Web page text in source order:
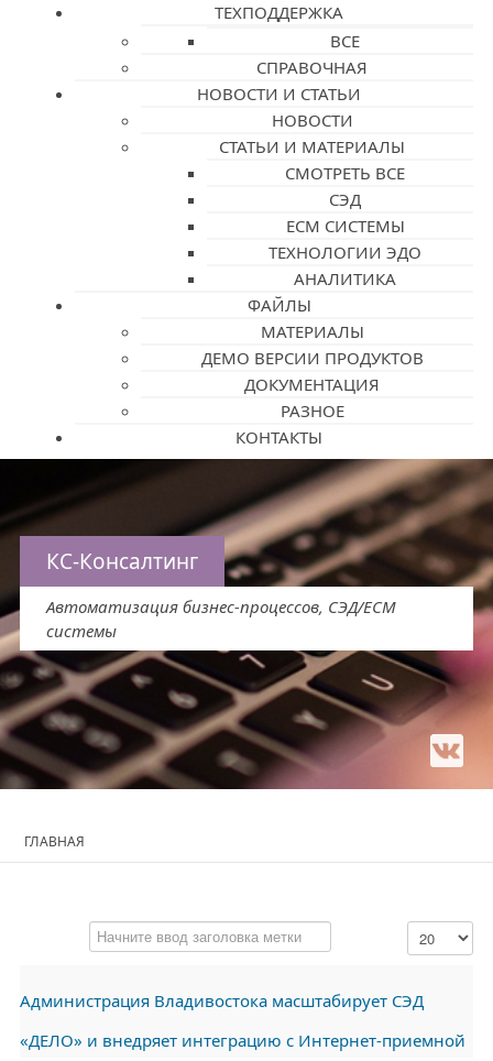
ТЕХПОДДЕРЖКА
ВСЕ
СПРАВОЧНАЯ
НОВОСТИ И СТАТЬИ
НОВОСТИ
СТАТЬИ И МАТЕРИАЛЫ
СМОТРЕТЬ ВСЕ
СЭД
ECM СИСТЕМЫ
ТЕХНОЛОГИИ ЭДО
АНАЛИТИКА
ФАЙЛЫ
МАТЕРИАЛЫ
ДЕМО ВЕРСИИ ПРОДУКТОВ
ДОКУМЕНТАЦИЯ
РАЗНОЕ
КОНТАКТЫ
КС-Консалтинг
Автоматизация бизнес-процессов, СЭД/ЕСМ
системы
ГЛАВНАЯ
Администрация Владивостока масштабирует СЭД
«ДЕЛО» и внедряет интеграцию с Интернет-приемной